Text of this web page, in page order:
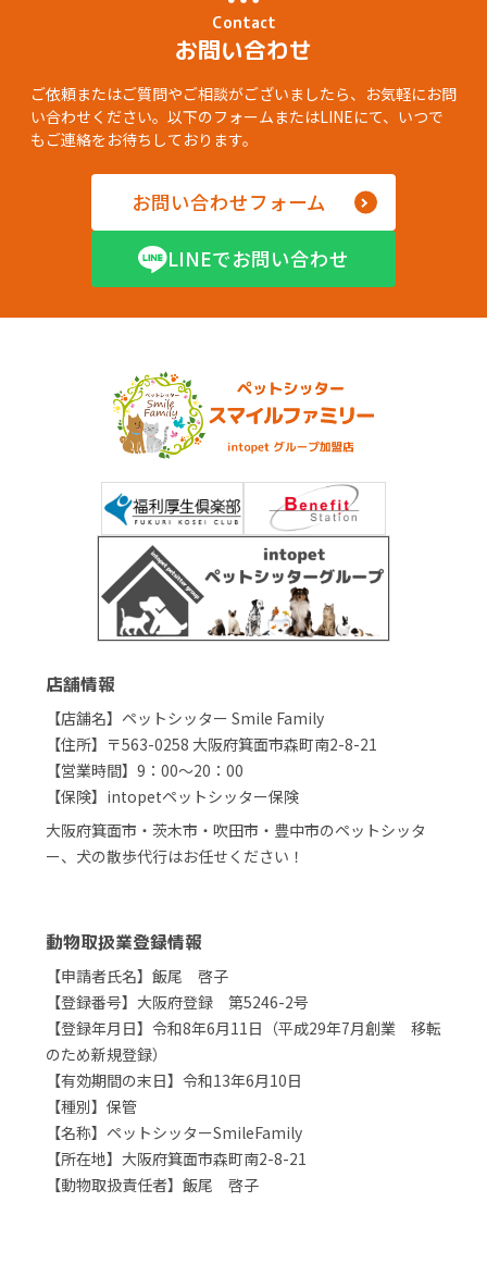
Contact
お問い合わせ
ご依頼またはご質問やご相談がございましたら、お気軽にお問
い合わせください。以下のフォームまたはLINEにて、いつで
もご連絡をお待ちしております。
お問い合わせフォーム
LINEでお問い合わせ
店舗情報
【店舗名】ペットシッター Smile Family
【住所】〒563-0258 大阪府箕面市森町南2-8-21
【営業時間】9：00～20：00
【保険】intopetペットシッター保険
大阪府箕面市・茨木市・吹田市・豊中市のペットシッタ
ー、犬の散歩代行はお任せください！
動物取扱業登録情報
【申請者氏名】飯尾 啓子
【登録番号】大阪府登録 第5246-2号
【登録年月日】令和8年6月11日（平成29年7月創業 移転
のため新規登録）
【有効期間の末日】令和13年6月10日
【種別】保管
【名称】ペットシッターSmileFamily
【所在地】大阪府箕面市森町南2-8-21
【動物取扱責任者】飯尾 啓子